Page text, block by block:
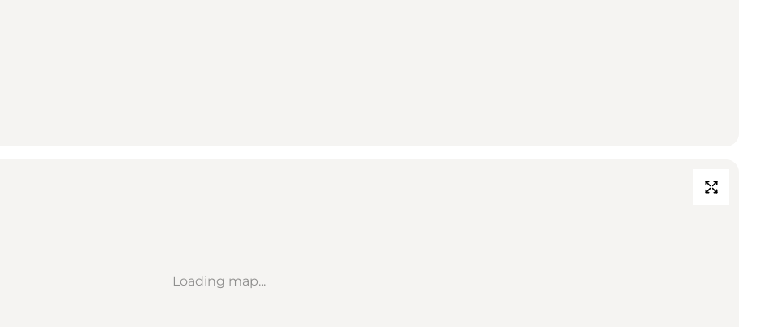
Loading map...